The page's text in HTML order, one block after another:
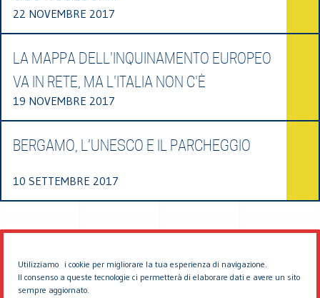
Utilizziamo i cookie per migliorare la tua esperienza di navigazione.
Il consenso a queste tecnologie ci permetterà di elaborare dati e avere un sito
sempre aggiornato.
22 NOVEMBRE 2017
LA MAPPA DELL'INQUINAMENTO EUROPEO
VA IN RETE, MA L'ITALIA NON C'È
19 NOVEMBRE 2017
BERGAMO, L’UNESCO E IL PARCHEGGIO
10 SETTEMBRE 2017